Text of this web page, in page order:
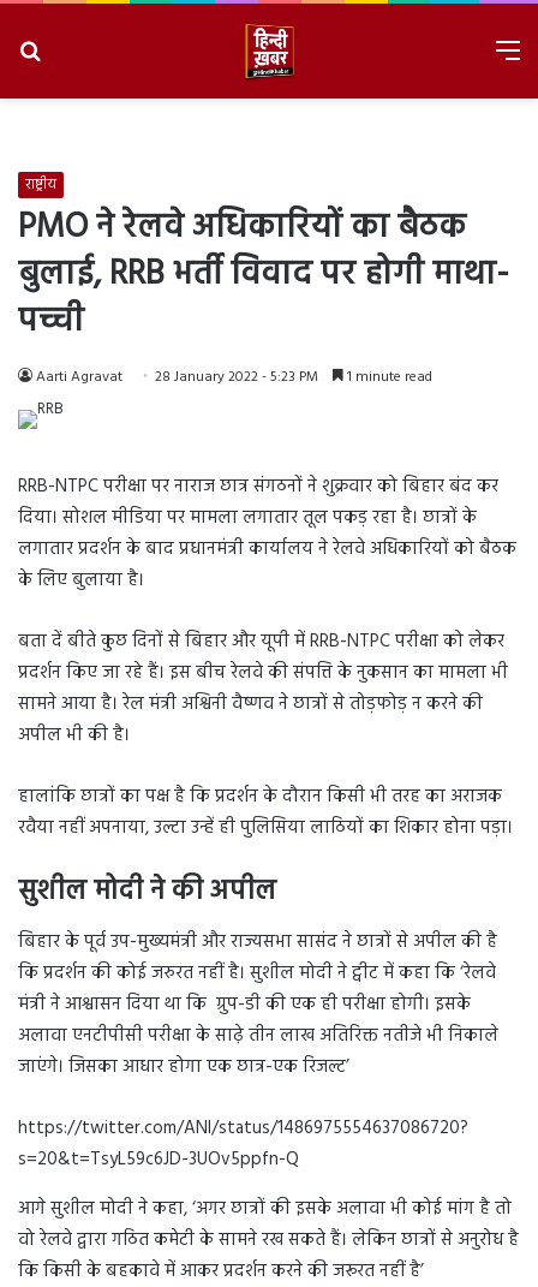
राष्ट्रीय
PMO ने रेलवे अधिकारियों का बैठक
बुलाई, RRB भर्ती विवाद पर होगी माथा-
पच्ची
Aarti Agravat 28 January 2022 - 5:23 PM 1 minute read
RRB-NTPC परीक्षा पर नाराज छात्र संगठनों ने शुक्रवार को बिहार बंद कर
दिया। सोशल मीडिया पर मामला लगातार तूल पकड़ रहा है। छात्रों के
लगातार प्रदर्शन के बाद प्रधानमंत्री कार्यालय ने रेलवे अधिकारियों को बैठक
के लिए बुलाया है।
बता दें बीते कुछ दिनों से बिहार और यूपी में RRB-NTPC परीक्षा को लेकर
प्रदर्शन किए जा रहे हैं। इस बीच रेलवे की संपत्ति के नुकसान का मामला भी
सामने आया है। रेल मंत्री अश्विनी वैष्णव ने छात्रों से तोड़फोड़ न करने की
अपील भी की है।
हालांकि छात्रों का पक्ष है कि प्रदर्शन के दौरान किसी भी तरह का अराजक
रवैया नहीं अपनाया, उल्टा उन्हें ही पुलिसिया लाठियों का शिकार होना पड़ा।
सुशील मोदी ने की अपील
बिहार के पूर्व उप-मुख्यमंत्री और राज्यसभा सासंद ने छात्रों से अपील की है
कि प्रदर्शन की कोई जरुरत नहीं है। सुशील मोदी ने ट्वीट में कहा कि ‘रेलवे
मंत्री ने आश्वासन दिया था कि ग्रुप-डी की एक ही परीक्षा होगी। इसके
अलावा एनटीपीसी परीक्षा के साढ़े तीन लाख अतिरिक्त नतीजे भी निकाले
जाएंगे। जिसका आधार होगा एक छात्र-एक रिजल्ट’
https://twitter.com/ANI/status/1486975554637086720?
s=20&t=TsyL59c6JD-3UOv5ppfn-Q
आगे सुशील मोदी ने कहा, ‘अगर छात्रों की इसके अलावा भी कोई मांग है तो
वो रेलवे द्वारा गठित कमेटी के सामने रख सकते हैं। लेकिन छात्रों से अनुरोध है
कि किसी के बहकावे में आकर प्रदर्शन करने की जरूरत नहीं है’